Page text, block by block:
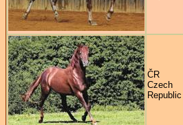
ČR
Czech
Republic